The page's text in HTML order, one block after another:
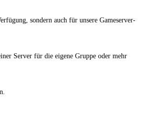
sondern auch für unsere Gameserver-
Server für die eigene Gruppe oder mehr